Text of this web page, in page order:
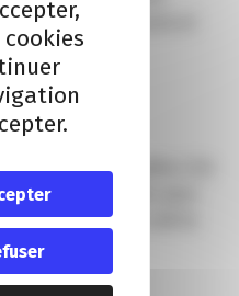
vos événements et
de la conception à la
la carte, pensées pour
quelle qu’en soit la